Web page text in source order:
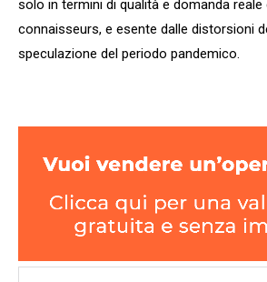
solo in termini di qualità e domanda reale
connaisseurs, e esente dalle distorsioni
speculazione del periodo pandemico.